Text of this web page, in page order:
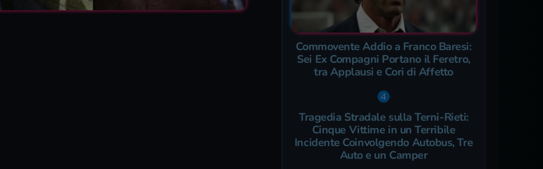
Commovente Addio a Franco Baresi:
Sei Ex Compagni Portano il Feretro,
tra Applausi e Cori di Affetto
Tragedia Stradale sulla Terni-Rieti:
Cinque Vittime in un Terribile
Incidente Coinvolgendo Autobus, Tre
Auto e un Camper